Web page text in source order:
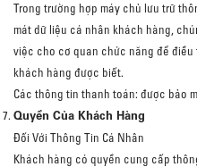
Trong trường hợp máy chủ lưu trữ
mát dữ liệu cá nhân khách hàng,
việc cho cơ quan chức năng để
khách hàng được biết.
Các thông tin thanh toán: được bảo
Quyền Của Khách Hàng
Đối Với Thông Tin Cá Nhân
Khách hàng có quyền cung cấp